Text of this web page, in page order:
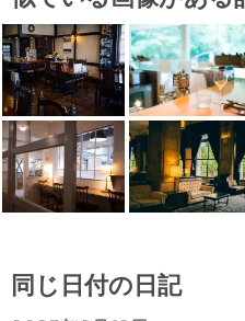
同じ日付の日記